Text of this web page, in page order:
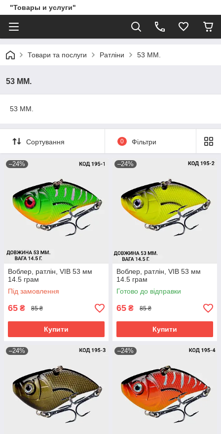
"Товары и услуги"
Товари та послуги Ратліни 53 ММ.
53 ММ.
53 ММ.
Сортування 0 Фільтри
–24%
Воблер, ратлін, VIB 53 мм
14.5 грам
Під замовлення
65 ₴ 85 ₴
Купити
–24%
Воблер, ратлін, VIB 53 мм
14.5 грам
Готово до відправки
65 ₴ 85 ₴
Купити
–24% –24%